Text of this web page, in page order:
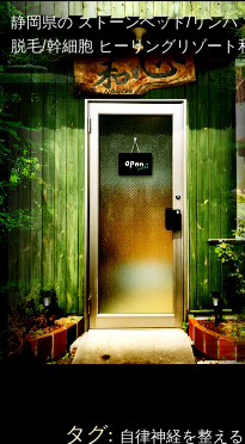
静岡県の ストーンベッド/リン
脱毛/幹細胞 ヒーリングリゾート
タグ: 自律神経を整える